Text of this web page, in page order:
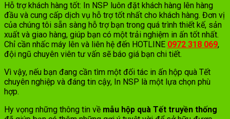
Hỗ trợ khách hàng tốt: In NSP luôn đặt khách hàng lên hàng
đầu và cung cấp dịch vụ hỗ trợ tốt nhất cho khách hàng. Đơn vị
của chúng tôi sẵn sàng hỗ trợ bạn trong quá trình thiết kế, sản
xuất và giao hàng, giúp bạn có một trải nghiệm in ấn tốt nhất.
Chỉ cần nhấc máy lên và liên hệ đến HOTLINE 0972 318 069,
đội ngũ chuyên viên tư vấn sẽ báo giá bạn chi tiết.
Vì vậy, nếu bạn đang cần tìm một đối tác in ấn hộp quà Tết
chuyên nghiệp và đáng tin cậy, In NSP là một lựa chọn phù
hợp.
Hy vọng những thông tin về mẫu hộp quà Tết truyền thống